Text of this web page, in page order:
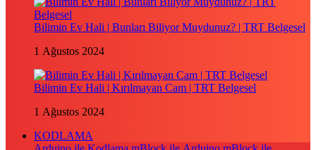
Bilimin Ev Hali | Bunları Biliyor Muydunuz? | TRT Belgesel
1 Ağustos 2024
Bilimin Ev Hali | Kırılmayan Cam | TRT Belgesel
1 Ağustos 2024
KODLAMA